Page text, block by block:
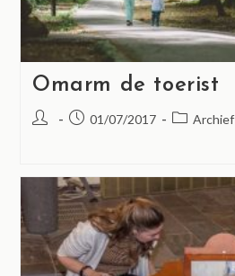
Omarm de toerist
01/07/2017 Archief